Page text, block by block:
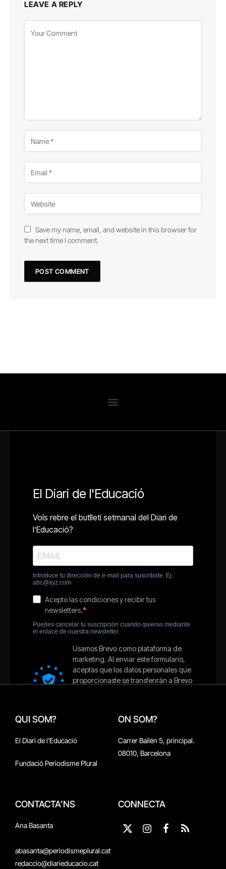
LEAVE A REPLY
Save my name, email, and website in this browser for
the next time I comment.
QUI SOM?
El Diari de l'Educació
Fundació Periodisme Plural
ON SOM?
Carrer Bailén 5, principal.
08010, Barcelona
CONTACTA'NS
Ana Basanta
abasanta@periodismeplural.cat
redaccio@diarieducacio.cat
CONNECTA
X
InstagramFacebook
RSS